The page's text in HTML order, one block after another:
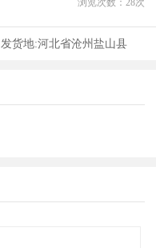
发货地:河北省沧州盐山县